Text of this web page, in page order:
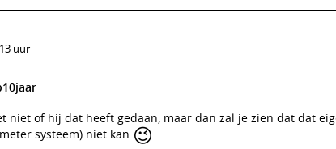
uur
niet of hij dat heeft gedaan, maar dan zal je zien dat dat
systeem) niet kan 😉